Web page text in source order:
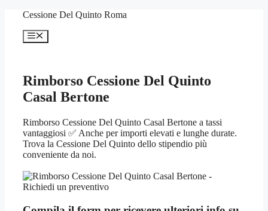
contenuto
Cessione Del Quinto Roma
Menu
Rimborso Cessione Del Quinto
Casal Bertone
Rimborso Cessione Del Quinto Casal Bertone a tassi
vantaggiosi ✅ Anche per importi elevati e lunghe durate.
Trova la Cessione Del Quinto dello stipendio più
conveniente da noi.